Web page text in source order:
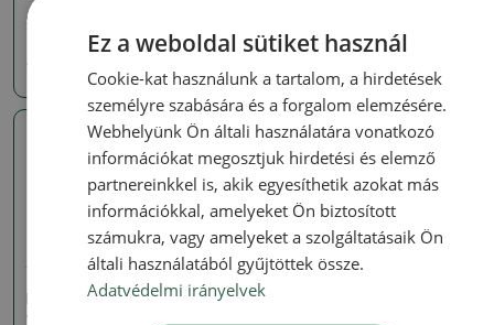
SKU:
4358 Ft
kerámia bonsai tál 8 x 7 x
4,5 cm, rózsaszínű
Ez a weboldal sütiket használ
Cookie-kat használunk a tartalom, a hirdetések
személyre szabására és a forgalom elemzésére.
Webhelyünk Ön általi használatára vonatkozó
információkat megosztjuk hirdetési és elemző
partnereinkkel is, akik egyesíthetik azokat más
információkkal, amelyeket Ön biztosított
számukra, vagy amelyeket a szolgáltatásaik Ön
általi használatából gyűjtöttek össze.
Adatvédelmi irányelvek